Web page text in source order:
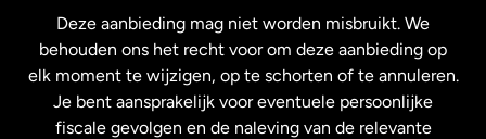
Nieuw-Zeeland
Spanje
Deze aanbieding mag niet worden misbruikt. We
behouden ons het recht voor om deze aanbieding op
elk moment te wijzigen, op te schorten of te annuleren.
Je bent aansprakelijk voor eventuele persoonlijke
fiscale gevolgen en de naleving van de relevante